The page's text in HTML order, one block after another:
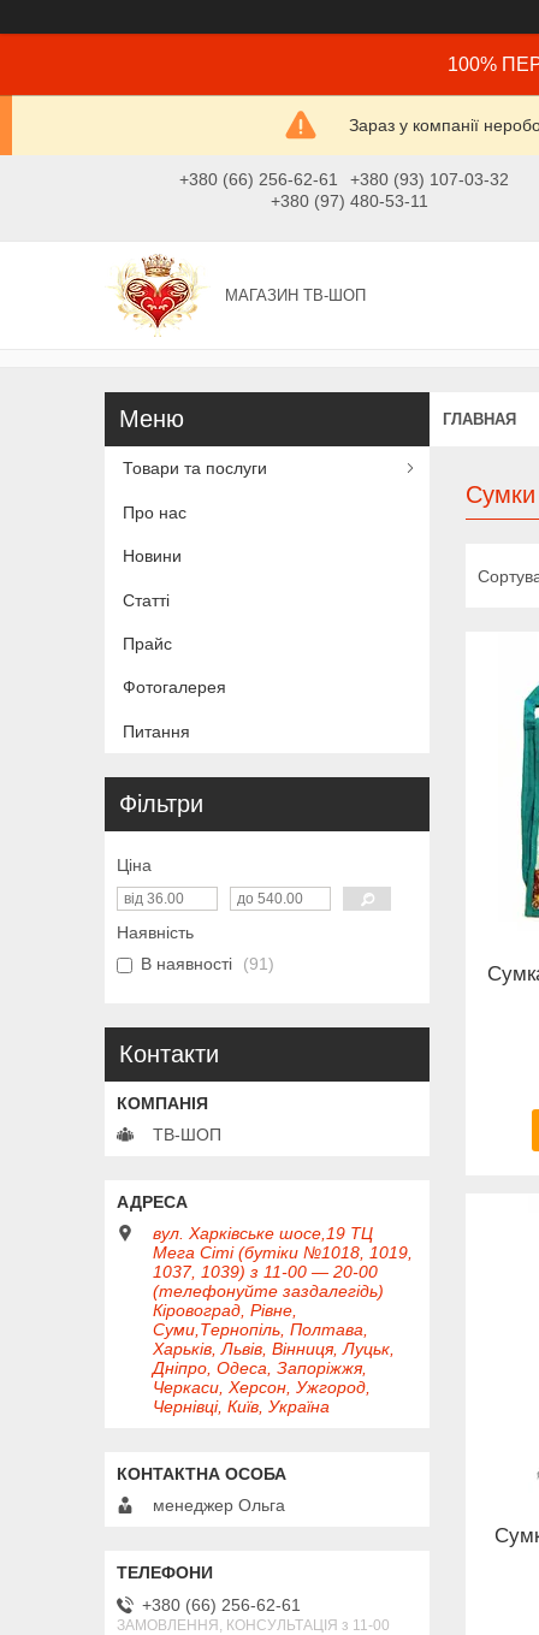
100%
Зараз у компанії
+380 (66) 256-62-61
+380 (93) 107-03-32
+380 (97) 480-53-11
МАГАЗИН ТВ-ШОП
ГЛАВНАЯ
Сумки
Товари та послуги
Про нас
Новини
Статті
Прайс
Фотогалерея
Питання
Фільтри
Ціна
Наявність
В наявності
91
Контакти
ТВ-ШОП
вул. Харківське шосе,19 ТЦ
Мега Сіті (бутіки №1018, 1019,
1037, 1039) з 11-00 — 20-00
(телефонуйте заздалегідь)
Кіровоград, Рівне,
Суми,Тернопіль, Полтава,
Харьків, Львів, Вінниця, Луцьк,
Дніпро, Одеса, Запоріжжя,
Черкаси, Херсон, Ужгород,
Чернівці, Київ, Україна
менеджер Ольга
+380 (66) 256-62-61
ЗАМОВЛЕННЯ, КОНСУЛЬТАЦІЯ з 11-00